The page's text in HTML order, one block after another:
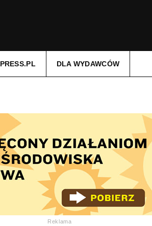
PRESS.PL DLA WYDAWCÓW
Reklama